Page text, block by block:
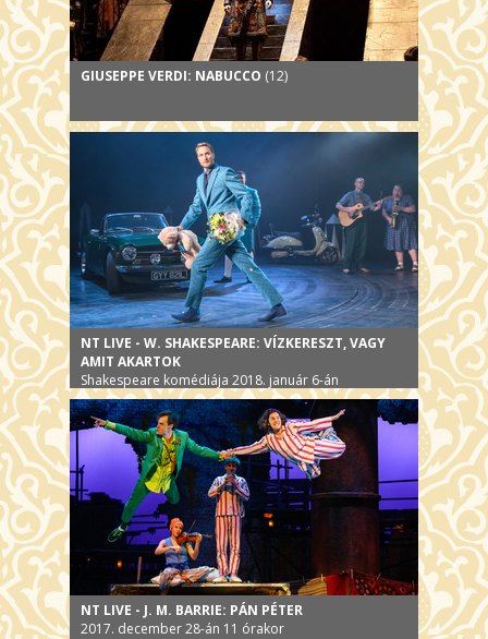
GIUSEPPE VERDI: NABUCCO (12)
NT LIVE - W. SHAKESPEARE: VÍZKERESZT, VAGY
AMIT AKARTOK
Shakespeare komédiája 2018. január 6-án
NT LIVE - J. M. BARRIE: PÁN PÉTER
2017. december 28-án 11 órakor